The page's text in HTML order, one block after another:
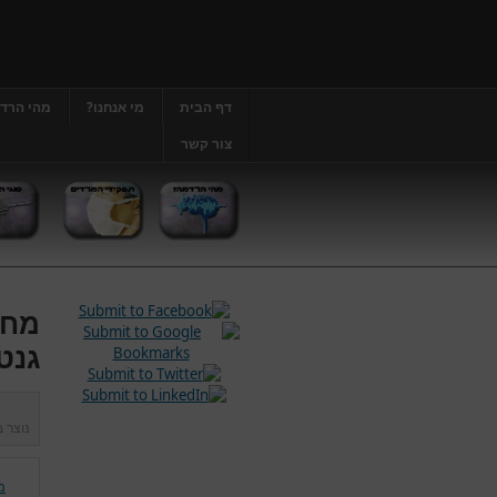
דף הבית מי אנחנו? מהי
צור קשר
נוצר